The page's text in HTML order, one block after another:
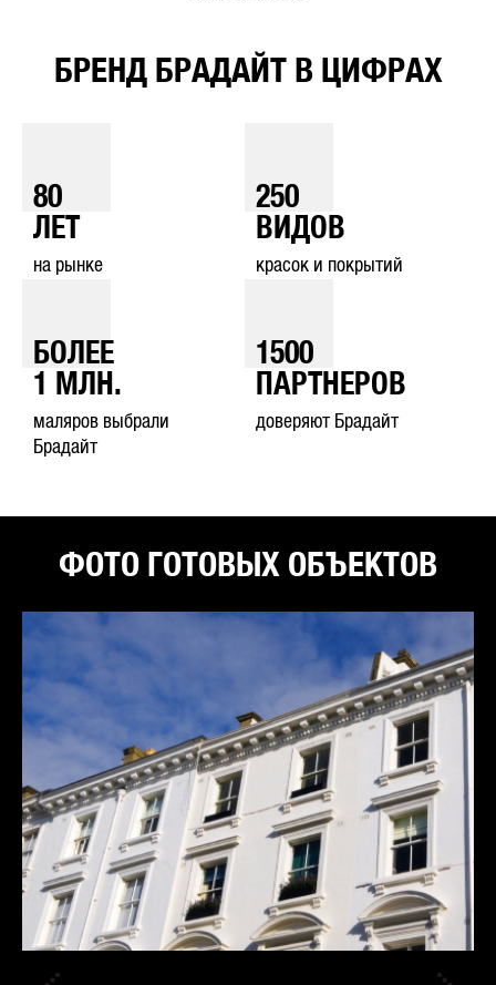
БРЕНД БРАДАЙТ В ЦИФРАХ
80
ЛЕТ
на рынке
250
ВИДОВ
красок и покрытий
БОЛЕЕ
1
МЛН.
маляров выбрали
Брадайт
1500
ПАРТНЕРОВ
доверяют Брадайт
ФОТО ГОТОВЫХ ОБЪЕКТОВ